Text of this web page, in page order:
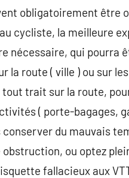
obligatoirement être
cycliste, la meilleure
nécessaire, qui pourra
la route ( ville ) ou sur
trait sur la route,
( porte-bagages,
du mauvais
ou optez plein
fallacieux aux